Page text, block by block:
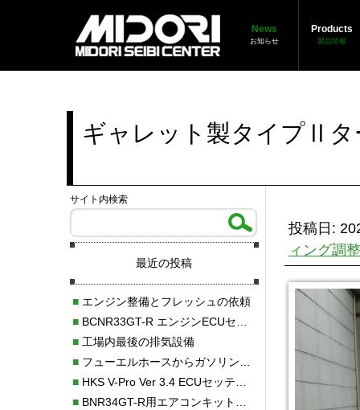
News
お知らせ
Products
製品情報
ギャレット製タイプⅡタ
投稿日:
ィング調
サイト内検索
最近の投稿
■エンジン整備とフレッシュの依頼
■BCNR33GT-R エンジンECUセッティング調整
■工場内最後の排気設備
■フューエルホースからガソリン漏れ
■HKS V-Pro Ver 3.4 ECUセッティング
■BNR34GT-R用エアコンキット新発売！！